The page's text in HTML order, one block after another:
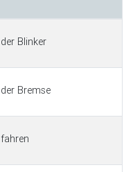
der Blinker
der Bremse
fahren